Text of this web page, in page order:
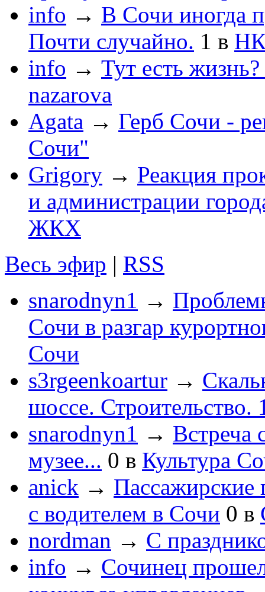
info → В Сочи иногда
Почти случайно. 1 в
info → Тут есть
nazarova
Agata → Герб Сочи -
Сочи"
Grigory → Реакция
и администрации
ЖКХ
Весь эфир | RSS
snarodnyn1 →
Сочи в разгар
Сочи
s3rgeenkoartur →
шоссе. Строительство.
snarodnyn1 → Встреча
музее... 0 в Культура
anick → Пассажирские
с водителем в Сочи 0 в
nordman → С
info → Сочинец